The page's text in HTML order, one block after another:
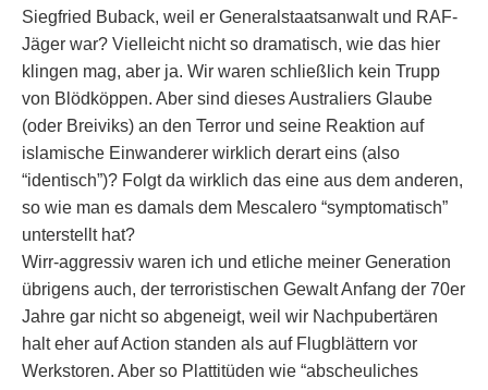
Siegfried Buback, weil er Generalstaatsanwalt und RAF-
Jäger war? Vielleicht nicht so dramatisch, wie das hier
klingen mag, aber ja. Wir waren schließlich kein Trupp
von Blödköppen. Aber sind dieses Australiers Glaube
(oder Breiviks) an den Terror und seine Reaktion auf
islamische Einwanderer wirklich derart eins (also
“identisch”)? Folgt da wirklich das eine aus dem anderen,
so wie man es damals dem Mescalero “symptomatisch”
unterstellt hat?
Wirr-aggressiv waren ich und etliche meiner Generation
übrigens auch, der terroristischen Gewalt Anfang der 70er
Jahre gar nicht so abgeneigt, weil wir Nachpubertären
halt eher auf Action standen als auf Flugblättern vor
Werkstoren. Aber so Plattitüden wie “abscheuliches